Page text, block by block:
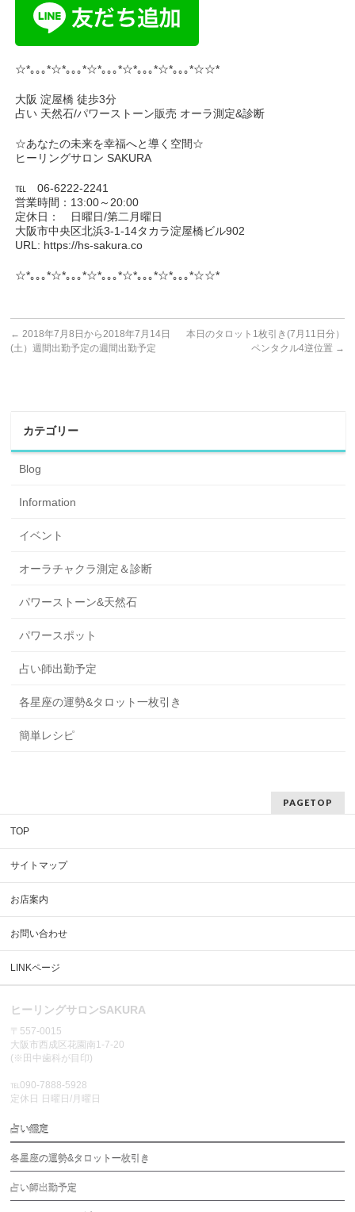
☆*｡｡｡*☆*｡｡｡*☆*｡｡｡*☆*｡｡｡*☆*｡｡｡*☆☆*
大阪 淀屋橋 徒歩3分
占い 天然石/パワーストーン販売 オーラ測定&診断
☆あなたの未来を幸福へと導く空間☆
ヒーリングサロン SAKURA
℡ 06-6222-2241
営業時間：13:00～20:00
定休日： 日曜日/第二月曜日
大阪市中央区北浜3-1-14タカラ淀屋橋ビル902
URL: https://hs-sakura.co
☆*｡｡｡*☆*｡｡｡*☆*｡｡｡*☆*｡｡｡*☆*｡｡｡*☆☆*
← 2018年7月8日から2018年7月14日
(土）週間出勤予定の週間出勤予定
本日のタロット1枚引き(7月11日分）
ペンタクル4逆位置 →
カテゴリー
Blog
Information
イベント
オーラチャクラ測定＆診断
パワーストーン&天然石
パワースポット
占い師出勤予定
各星座の運勢&タロット一枚引き
簡単レシピ
PAGETOP
TOP
サイトマップ
お店案内
お問い合わせ
LINKページ
ヒーリングサロンSAKURA
〒557-0015
大阪市西成区花園南1-7-20
(※田中歯科が目印)
℡090-7888-5928
定休日 日曜日/月曜日
占い鑑定
各星座の運勢&タロット一枚引き
占い師出勤予定